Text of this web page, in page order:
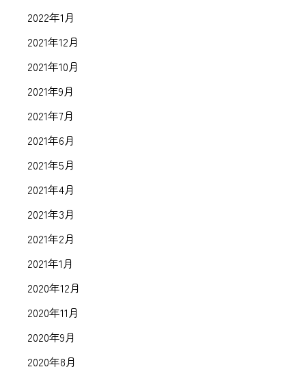
2022年1月
2021年12月
2021年10月
2021年9月
2021年7月
2021年6月
2021年5月
2021年4月
2021年3月
2021年2月
2021年1月
2020年12月
2020年11月
2020年9月
2020年8月